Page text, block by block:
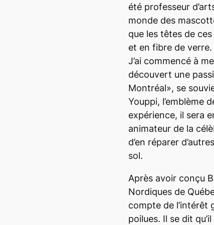
été professeur
monde des
que les têtes de
et en fibre de
J’ai commencé à
découvert une
Montréal», se
Youppi, l’emblème
expérience, il sera
animateur de la
d’en réparer
sol.
Après avoir conçu
Nordiques de
compte de l’intérêt
poilues. Il se dit